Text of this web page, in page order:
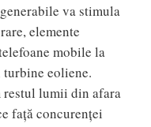
va stimula
elemente
mobile la
eoliene.
restul lumii din afara
faţă concurenţei